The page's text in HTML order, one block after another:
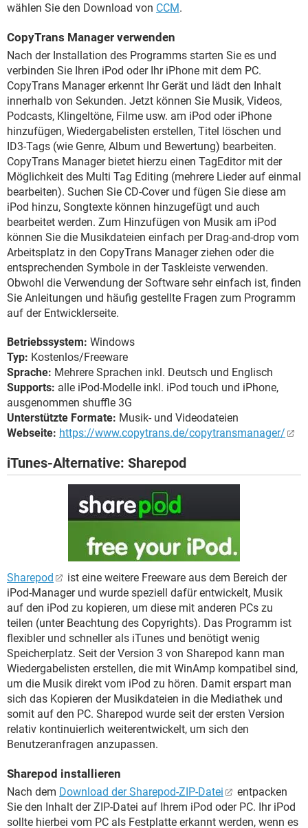
wählen Sie den Download von CCM.
CopyTrans Manager verwenden
Nach der Installation des Programms starten Sie es und
verbinden Sie Ihren iPod oder Ihr iPhone mit dem PC.
CopyTrans Manager erkennt Ihr Gerät und lädt den Inhalt
innerhalb von Sekunden. Jetzt können Sie Musik, Videos,
Podcasts, Klingeltöne, Filme usw. am iPod oder iPhone
hinzufügen, Wiedergabelisten erstellen, Titel löschen und
ID3-Tags (wie Genre, Album und Bewertung) bearbeiten.
CopyTrans Manager bietet hierzu einen TagEditor mit der
Möglichkeit des Multi Tag Editing (mehrere Lieder auf einmal
bearbeiten). Suchen Sie CD-Cover und fügen Sie diese am
iPod hinzu, Songtexte können hinzugefügt und auch
bearbeitet werden. Zum Hinzufügen von Musik am iPod
können Sie die Musikdateien einfach per Drag-and-drop vom
Arbeitsplatz in den CopyTrans Manager ziehen oder die
entsprechenden Symbole in der Taskleiste verwenden.
Obwohl die Verwendung der Software sehr einfach ist, finden
Sie Anleitungen und häufig gestellte Fragen zum Programm
auf der Entwicklerseite.
Betriebssystem: Windows
Typ: Kostenlos/Freeware
Sprache: Mehrere Sprachen inkl. Deutsch und Englisch
Supports: alle iPod-Modelle inkl. iPod touch und iPhone,
ausgenommen shuffle 3G
Unterstützte Formate: Musik- und Videodateien
Webseite: https://www.copytrans.de/copytransmanager/
iTunes-Alternative: Sharepod
Sharepod
ist eine weitere Freeware aus dem Bereich der
iPod-Manager und wurde speziell dafür entwickelt, Musik
auf den iPod zu kopieren, um diese mit anderen PCs zu
teilen (unter Beachtung des Copyrights). Das Programm ist
flexibler und schneller als iTunes und benötigt wenig
Speicherplatz. Seit der Version 3 von Sharepod kann man
Wiedergabelisten erstellen, die mit WinAmp kompatibel sind,
um die Musik direkt vom iPod zu hören. Damit erspart man
sich das Kopieren der Musikdateien in die Mediathek und
somit auf den PC. Sharepod wurde seit der ersten Version
relativ kontinuierlich weiterentwickelt, um sich den
Benutzeranfragen anzupassen.
Sharepod installieren
Nach dem Download der Sharepod-ZIP-Datei
entpacken
Sie den Inhalt der ZIP-Datei auf Ihrem iPod oder PC. Ihr iPod
sollte hierbei vom PC als Festplatte erkannt werden, wenn es